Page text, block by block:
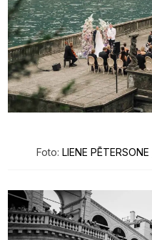
Foto: LIENE PĒTERSONE